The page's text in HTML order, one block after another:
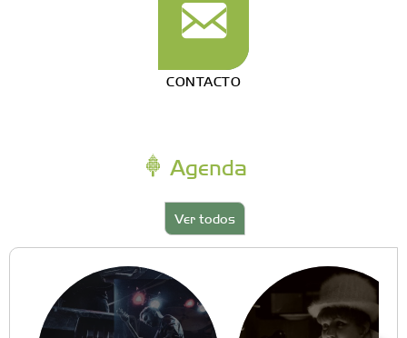
CONTACTO
Agenda
Ver todos